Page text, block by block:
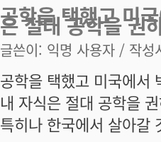
공학을 택했고 미
은 절대 공학을 권
글쓴이: 익명 사용자 / 작성
공학을 택했고 미국에서
내 자식은 절대 공학을
특히나 한국에서 살아갈